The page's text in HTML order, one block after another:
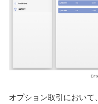
オプション取引において